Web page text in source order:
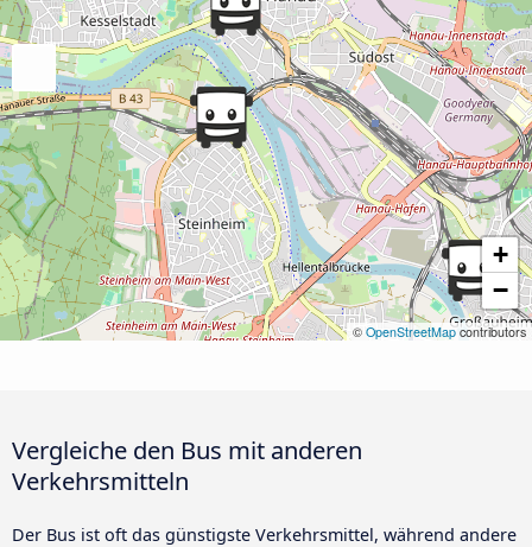
+
−
© OpenStreetMapcontributors
Vergleiche den Bus mit anderen
Verkehrsmitteln
Der Bus ist oft das günstigste Verkehrsmittel, während andere